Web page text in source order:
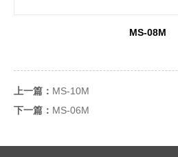
MS-08M
上一篇： MS-10M
下一篇： MS-06M